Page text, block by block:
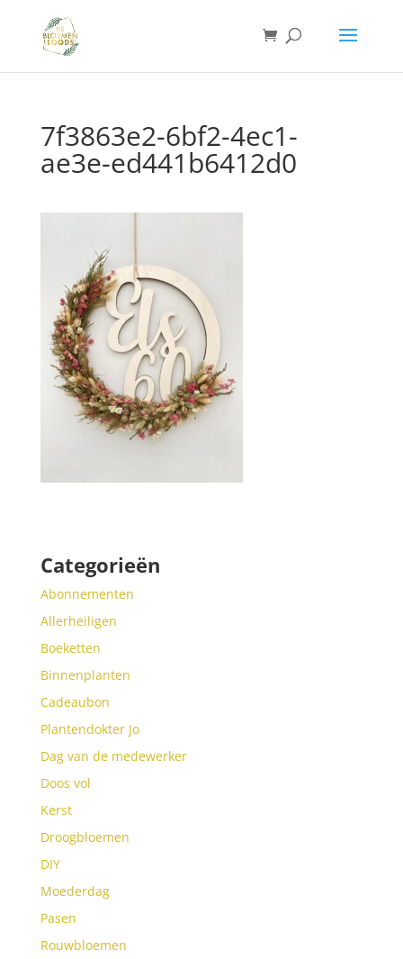
7f3863e2-6bf2-4ec1-
ae3e-ed441b6412d0
Categorieën
Abonnementen
Allerheiligen
Boeketten
Binnenplanten
Cadeaubon
Plantendokter Jo
Dag van de medewerker
Doos vol
Kerst
Droogbloemen
DIY
Moederdag
Pasen
Rouwbloemen